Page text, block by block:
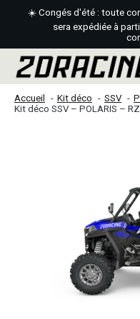
☀️ Congés d'été : toute
sera expédiée à
Accueil Kit déco SSV
Kit déco SSV – POLARIS –